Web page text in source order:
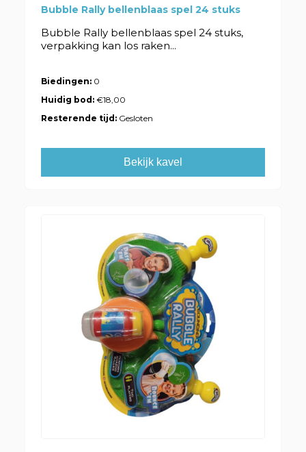
Bubble Rally bellenblaas spel 24 stuks
Bubble Rally bellenblaas spel 24 stuks,
verpakking kan los raken...
Biedingen: 0
Huidig bod:€18,00
Resterende tijd: Gesloten
Bekijk kavel